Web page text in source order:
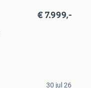
€ 7.999,-
30 jul 26